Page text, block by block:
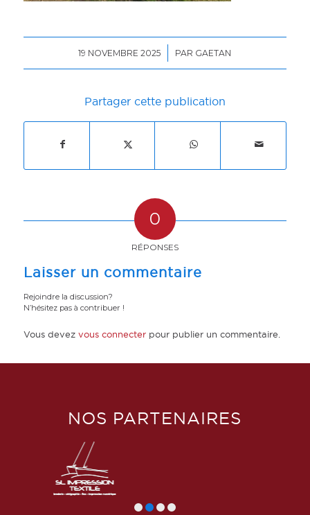
19 NOVEMBRE 2025
/ PAR GAETAN
Partager cette publication
0
RÉPONSES
Laisser un commentaire
Rejoindre la discussion?
N’hésitez pas à contribuer !
Vous devez vous connecterpour publier un commentaire.
NOS PARTENAIRES